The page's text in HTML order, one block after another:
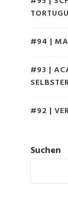
#94 |
#93 |
#92 |
Suchen